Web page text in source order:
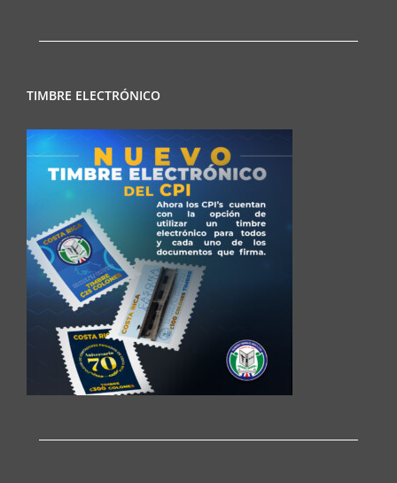
TIMBRE ELECTRÓNICO